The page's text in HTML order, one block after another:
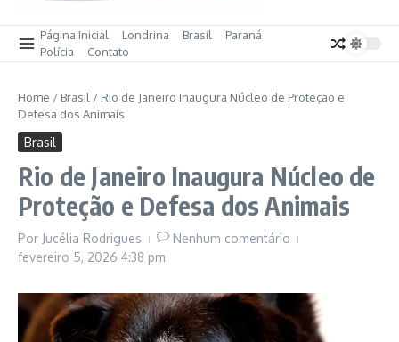
Página Inicial Londrina Brasil
Paraná
Polícia
Contato
Home / Brasil / Rio de Janeiro Inaugura Núcleo de Proteção e
Defesa dos Animais
Brasil
Rio de Janeiro Inaugura Núcleo de
Proteção e Defesa dos Animais
Por Jucélia Rodrigues
Nenhum comentário
fevereiro 5, 2026 4:38 pm